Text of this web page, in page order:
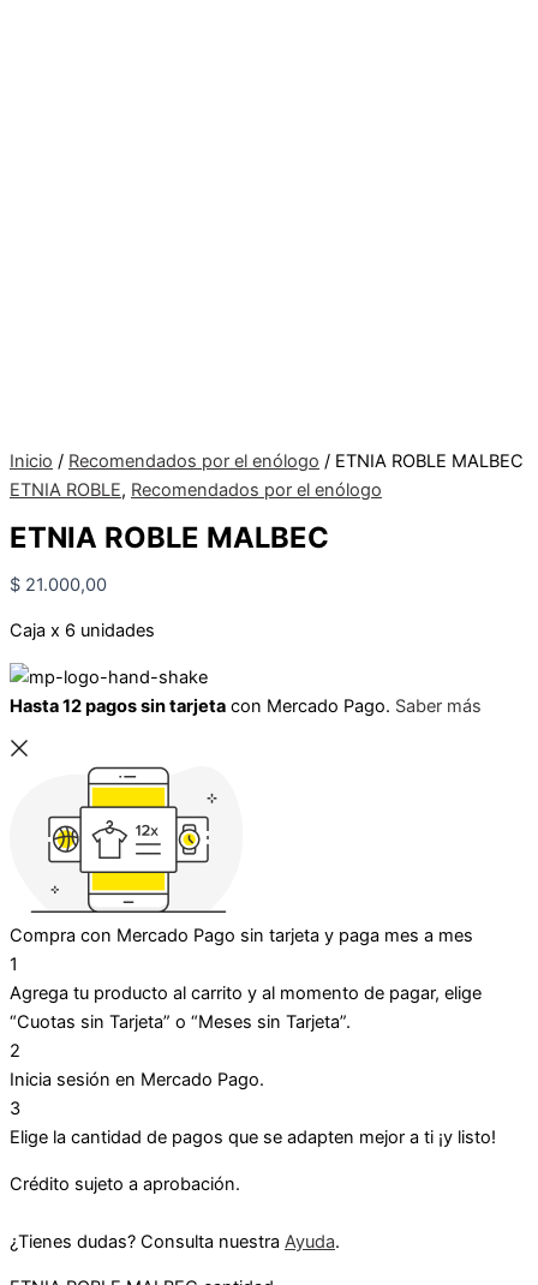
Inicio / Recomendados por el enólogo / ETNIA ROBLE MALBEC
ETNIA ROBLE, Recomendados por el enólogo
ETNIA ROBLE MALBEC
$ 21.000,00
Caja x 6 unidades
Hasta 12 pagos sin tarjeta con Mercado Pago. Saber más
Compra con Mercado Pago sin tarjeta y paga mes a mes
1
Agrega tu producto al carrito y al momento de pagar, elige
“Cuotas sin Tarjeta” o “Meses sin Tarjeta”.
2
Inicia sesión en Mercado Pago.
3
Elige la cantidad de pagos que se adapten mejor a ti ¡y listo!
Crédito sujeto a aprobación.
¿Tienes dudas? Consulta nuestra Ayuda.